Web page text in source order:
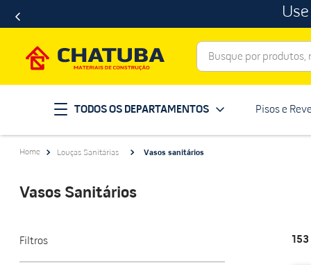
Busque por produtos,
TODOS OS DEPARTAMENTOS Pisos e
Louças Sanitárias Vasos sanitários
Vasos Sanitários
Filtros 153
1º porcelanato
2º telha